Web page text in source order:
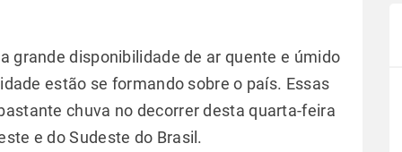
grande disponibilidade de ar quente e úmido
estão se formando sobre o país. Essas
chuva no decorrer desta quarta-feira
e do Sudeste do Brasil.